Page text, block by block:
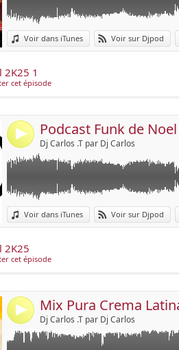
Voir dans iTunes Voir sur Djpod
2K25 1
cet épisode
4 Podcast Funk de
Dj Carlos .T par Dj Carlos
Voir dans iTunes Voir sur Djpod
Lien :
Widget :
Partager :
2K25
cet épisode
4 Mix Pura Crema
Dj Carlos .T par Dj Carlos
Lien :
Widget :
Partager :
Bachata, cumbia, Mambo electronico,